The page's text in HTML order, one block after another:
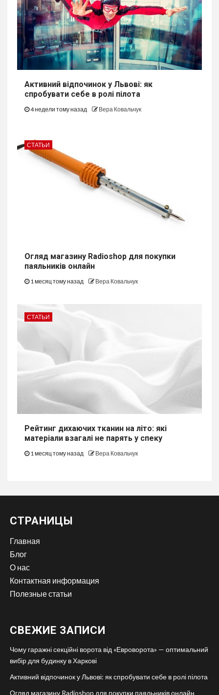
Активний відпочинок у Львові: як
спробувати себе в ролі пілота
4 недели тому назад Вера Ковальчук
СТАТЬИ
Огляд магазину Radioshop для покупки
паяльників онлайн
1 месяц тому назад Вера Ковальчук
СТАТЬИ
Рейтинг дихаючих тканин на літо: які
матеріали взагалі не парять у спеку
1 месяц тому назад Вера Ковальчук
СТРАНИЦЫ
Главная
Блог
О нас
Контактная информация
Полезные статьи
СВЕЖИЕ ЗАПИСИ
Чому гаражні секційні ворота від «Евроворота» — оптимальний
вибір для будинку в Харкові
Активний відпочинок у Львові: як спробувати себе в ролі пілота
Огляд магазину Radioshop для покупки паяльників онлайн